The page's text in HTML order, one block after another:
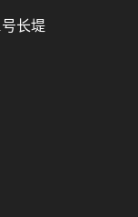
长堤